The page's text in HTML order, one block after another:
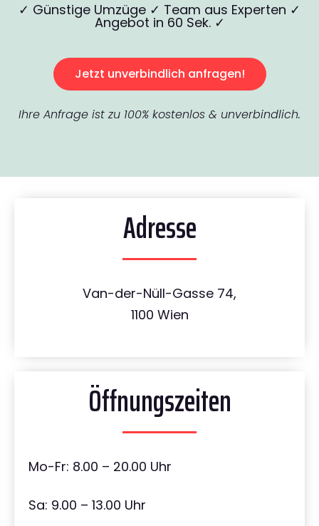
✓ Günstige Umzüge ✓ Team aus Experten ✓
Angebot in 60 Sek. ✓
Jetzt unverbindlich anfragen!
Ihre Anfrage ist zu 100% kostenlos & unverbindlich.
Adresse
Van-der-Nüll-Gasse 74,
1100 Wien
Öffnungszeiten
Mo-Fr: 8.00 – 20.00 Uhr
Sa: 9.00 – 13.00 Uhr